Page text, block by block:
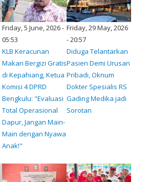
Friday, 5 June, 2026 -
05:53
KLB Keracunan
Makan Bergizi Gratis
di Kepahiang, Ketua
Komisi 4 DPRD
Bengkulu: "Evaluasi
Total Operasional
Dapur, Jangan Main-
Main dengan Nyawa
Anak!"
Friday, 29 May, 2026
- 20:57
Diduga Telantarkan
Pasien Demi Urusan
Pribadi, Oknum
Dokter Spesialis RS
Gading Medika jadi
Sorotan